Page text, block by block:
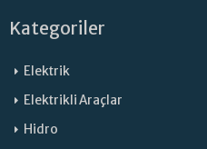
Kategoriler
Elektrik
Elektrikli Araçlar
Hidro